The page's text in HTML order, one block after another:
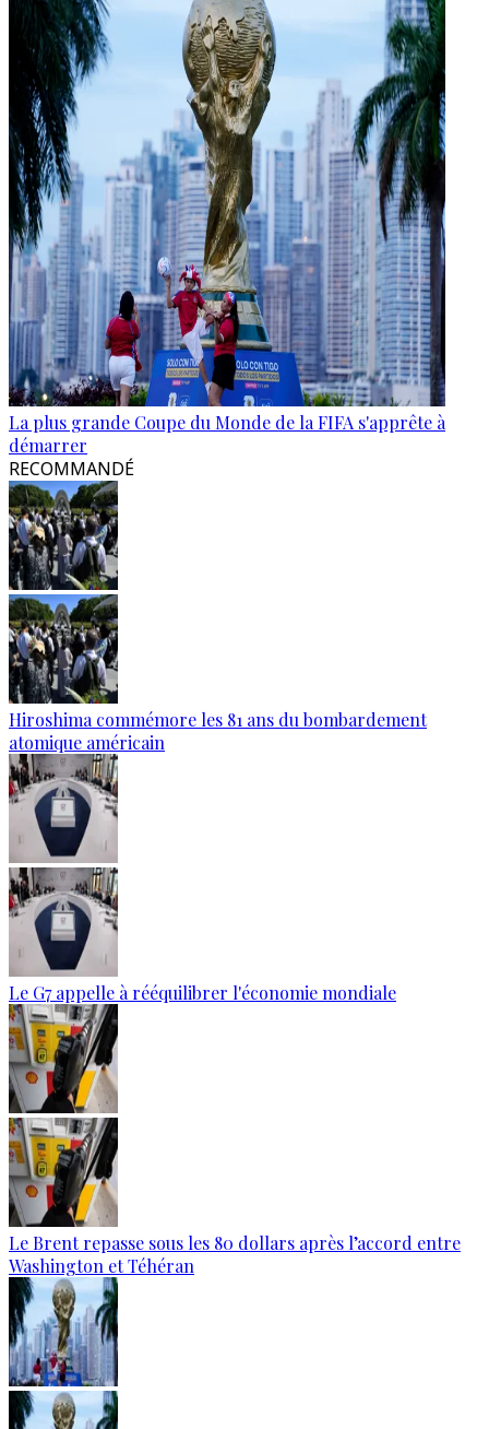
La plus grande Coupe du Monde de la FIFA s'apprête à
démarrer
RECOMMANDÉ
Hiroshima commémore les 81 ans du bombardement
atomique américain
Le G7 appelle à rééquilibrer l'économie mondiale
Le Brent repasse sous les 80 dollars après l’accord entre
Washington et Téhéran